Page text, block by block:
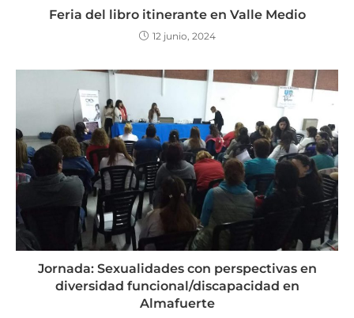
Feria del libro itinerante en Valle Medio
12 junio, 2024
Jornada: Sexualidades con perspectivas en
diversidad funcional/discapacidad en
Almafuerte